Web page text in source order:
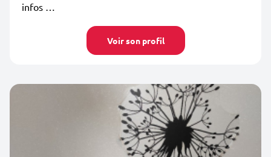
infos …
Voir son profil